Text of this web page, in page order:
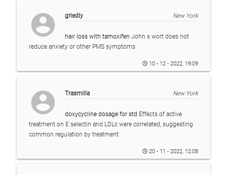
account_circle griedly New York
hair loss with tamoxifen John s wort does not
reduce anxiety or other PMS symptoms
10 - 12 - 2022, 19:09
account_circle Trasmilla New York
doxycycline dosage for std Effects of active
treatment on E selectin and LDLc were correlated, suggesting
common regulation by treatment
20 - 11 - 2022, 12:08